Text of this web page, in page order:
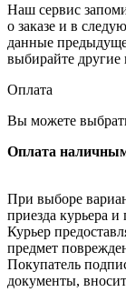
Наш сервис
о заказе и в
данные
выбирайте другие
Оплата
Вы можете
Оплата
При выборе
приезда курьера и
Курьер
предмет
Покупатель
документы,